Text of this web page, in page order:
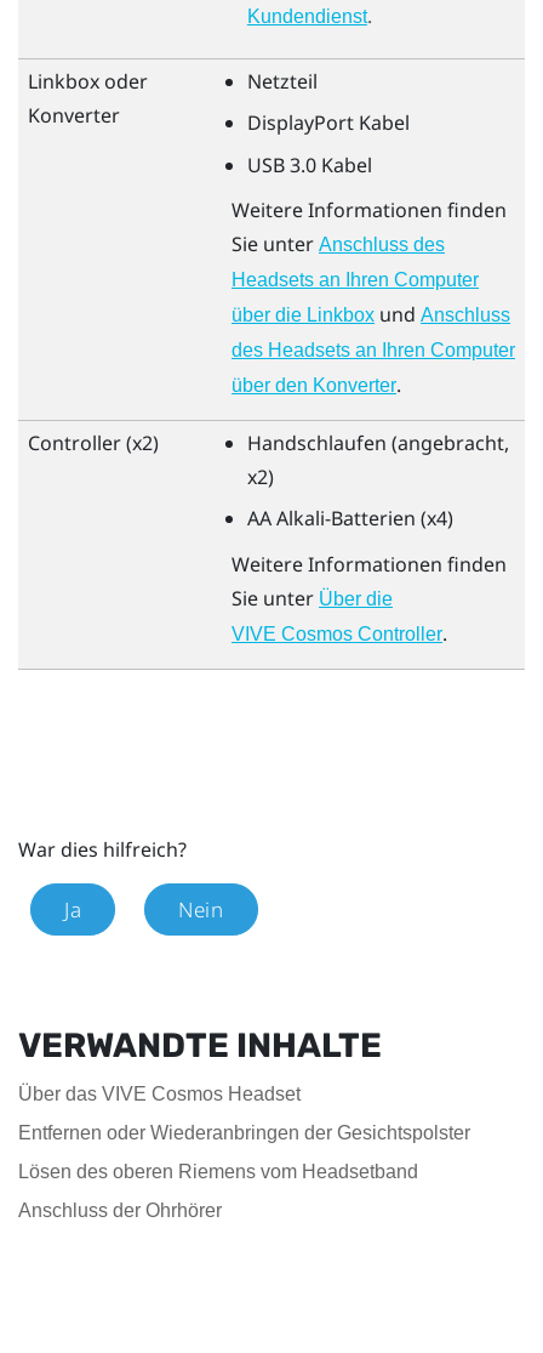
Kundendienst.
Linkbox oder
Konverter
Netzteil
DisplayPortKabel
USB 3.0 Kabel
Weitere Informationen finden
Sie unter Anschluss des
Headsets an Ihren Computer
über die Linkbox und Anschluss
des Headsets an Ihren Computer
über den Konverter.
Controller (x2)
Handschlaufen (angebracht,
x2)
AA Alkali-Batterien (x4)
Weitere Informationen finden
Sie unter Über die
VIVE Cosmos Controller.
War dies hilfreich?
Ja Nein
VERWANDTE INHALTE
Über das VIVE Cosmos Headset
Entfernen oder Wiederanbringen der Gesichtspolster
Lösen des oberen Riemens vom Headsetband
Anschluss der Ohrhörer